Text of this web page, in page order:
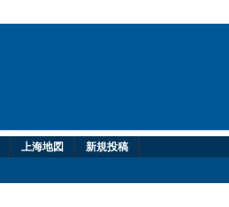
上海地図 新規投稿